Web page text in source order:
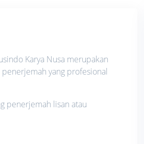
Karya Nusa merupakan
penerjemah yang profesional
penerjemah lisan atau